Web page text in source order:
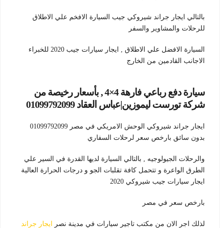
بالتالي ايجار جراند شيروكي جيب السيارة الافخم علي الاطلاق
للرحلات والمشاوير والسفر
السيارة الافضل علي الاطلاق , ايجار سيارات جيب 2020 للخبراء
الاجانب القادمين من الخارج
سيارة دفع رباعي فارهة 4×4 , بأسعار رخيصة من
شركة تورست ليموزين|عباس العقاد 01099792099
ايجار جراند شيروكي الوحش الامريكي في مصر 01099792099
بدون سائق بارخص سعر لرحلات السفاري
والرحلات الجيولوجيه , بالتالي السيارة لديها القدرة في السير علي
الطرق الواعرة و تتحمل كافة تقلبات الجو و درجات الحرارة العالية
ايجار سيارات جيب شيروكي 2020
بارخص سعر في مصر
لذلك اجر الان من مكتب تاجير سيارات في مدينة نصر
ايجار جراند